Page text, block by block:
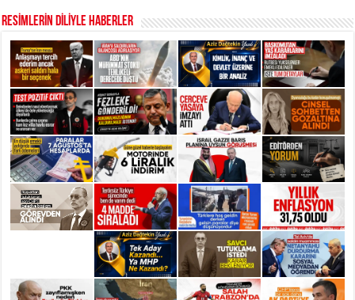
RESİMLERİN DİLİYLE HABERLER